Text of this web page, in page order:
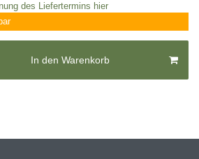
des Liefertermins hier
In den Warenkorb